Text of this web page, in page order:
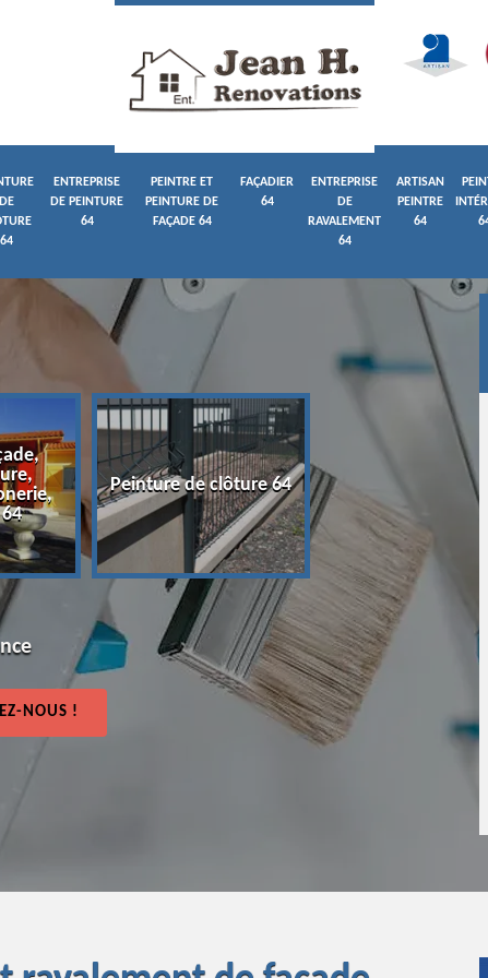
DE
64
ENTREPRISE
DE PEINTURE
64
PEINTRE ET
PEINTURE DE
FAÇADE 64
FAÇADIER
64
ENTREPRISE
DE
RAVALEMENT
64
ARTISAN
PEINTRE
64
Peinture de clôture 64
Entreprise de
NOUS !